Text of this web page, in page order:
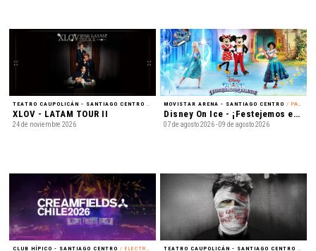
TEATRO CAUPOLICÁN - SANTIAGO CENTRO
XLOV - LATAM TOUR II
24 de noviembre 2026
MOVISTAR ARENA - SANTIAGO CENTRO / PATINAJE EN HIELO
Disney On Ice - ¡Festejemos en Familia!
07 de agosto 2026 - 09 de agosto 2026
CLUB HÍPICO - SANTIAGO CENTRO / ELECTRÓNICA TEATRO CAUPOLICÁN - SANTIAGO CENTRO